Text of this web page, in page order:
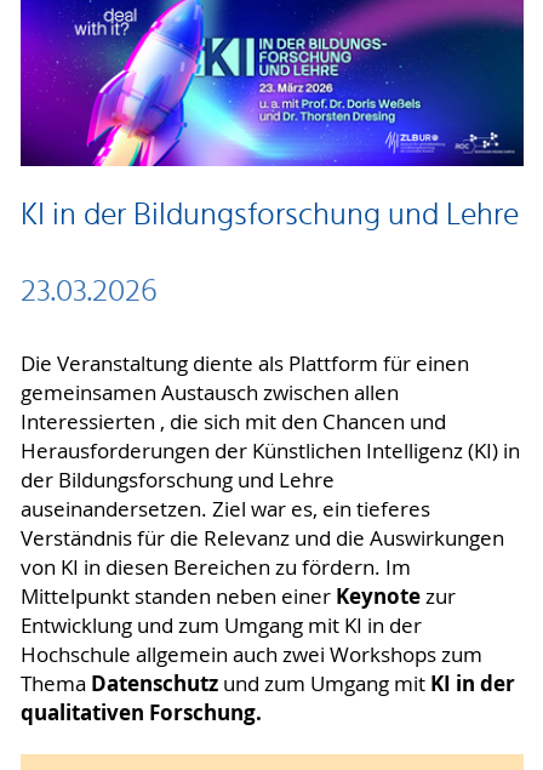
KI in der Bildungsforschung und Lehre
23.03.2026
Die Veranstaltung diente als Plattform für einen
gemeinsamen Austausch zwischen allen
Interessierten , die sich mit den Chancen und
Herausforderungen der Künstlichen Intelligenz (KI) in
der Bildungsforschung und Lehre
auseinandersetzen. Ziel war es, ein tieferes
Verständnis für die Relevanz und die Auswirkungen
von KI in diesen Bereichen zu fördern. Im
Mittelpunkt standen neben einer Keynotezur
Entwicklung und zum Umgang mit KI in der
Hochschule allgemein auch zwei Workshops zum
Thema Datenschutzund zum Umgang mit KI in der
qualitativen Forschung.